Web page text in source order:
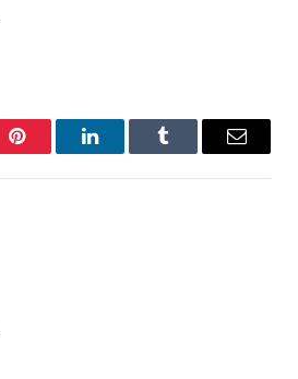
Pinterest LinkedInTumblr Email